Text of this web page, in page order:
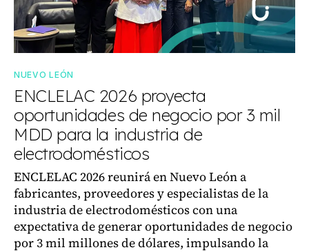
NUEVO LEÓN
ENCLELAC 2026 proyecta
oportunidades de negocio por 3 mil
MDD para la industria de
electrodomésticos
ENCLELAC 2026 reunirá en Nuevo León a
fabricantes, proveedores y especialistas de la
industria de electrodomésticos con una
expectativa de generar oportunidades de negocio
por 3 mil millones de dólares, impulsando la